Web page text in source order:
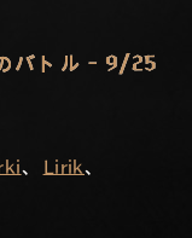
バトル - 9/25
、 Lirik、